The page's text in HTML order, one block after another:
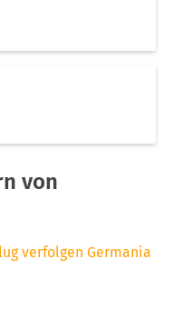
von
verfolgen Germania